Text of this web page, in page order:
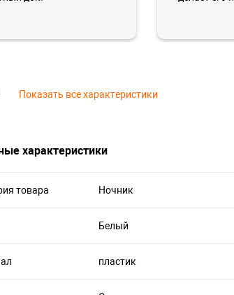
Показать все характеристики
характеристики
товара Ночник
Белый
пластик